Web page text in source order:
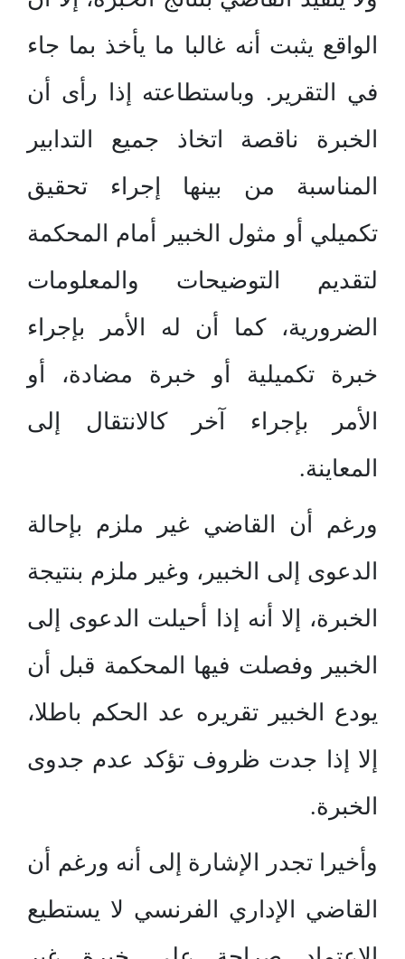
الواقع يثبت أنه غالبا ما يأخذ بما جاء
في التقرير. وباستطاعته إذا رأى أن
الخبرة ناقصة اتخاذ جميع التدابير
المناسبة من بينها إجراء تحقيق
تكميلي أو مثول الخبير أمام المحكمة
لتقديم التوضيحات والمعلومات
الضرورية، كما أن له الأمر بإجراء
خبرة تكميلية أو خبرة مضادة، أو
الأمر بإجراء آخر كالانتقال إلى
المعاينة.
ورغم أن القاضي غير ملزم بإحالة
الدعوى إلى الخبير، وغير ملزم بنتيجة
الخبرة، إلا أنه إذا أحيلت الدعوى إلى
الخبير وفصلت فيها المحكمة قبل أن
يودع الخبير تقريره عد الحكم باطلا،
إلا إذا جدت ظروف تؤكد عدم جدوى
الخبرة.
وأخيرا تجدر الإشارة إلى أنه ورغم أن
القاضي الإداري الفرنسي لا يستطيع